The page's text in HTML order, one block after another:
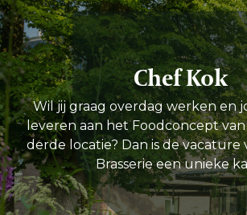
Chef Kok
Wil jij graag overdag werken en
leveren aan het Foodconcept
derde locatie? Dan is de vacature
Brasserie een unieke